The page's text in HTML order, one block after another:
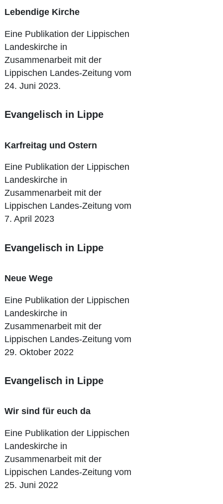
Lebendige Kirche
Eine Publikation der Lippischen
Landeskirche in
Zusammenarbeit mit der
Lippischen Landes-Zeitung vom
24. Juni 2023.
Evangelisch in Lippe
Karfreitag und Ostern
Eine Publikation der Lippischen
Landeskirche in
Zusammenarbeit mit der
Lippischen Landes-Zeitung vom
7. April 2023
Evangelisch in Lippe
Neue Wege
Eine Publikation der Lippischen
Landeskirche in
Zusammenarbeit mit der
Lippischen Landes-Zeitung vom
29. Oktober 2022
Evangelisch in Lippe
Wir sind für euch da
Eine Publikation der Lippischen
Landeskirche in
Zusammenarbeit mit der
Lippischen Landes-Zeitung vom
25. Juni 2022